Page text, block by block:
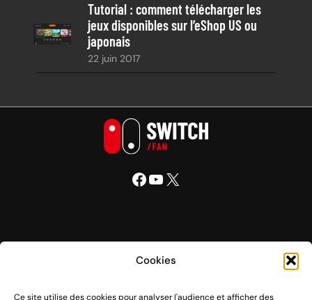
Cookies
Ce site utilise des cookies pour analyser l'audience et afficher des
Tutorial : comment télécharger les
jeux disponibles sur l’eShop US ou
japonais
22 juin 2017
Facebook YouTube X
Nintendo Switch Fan